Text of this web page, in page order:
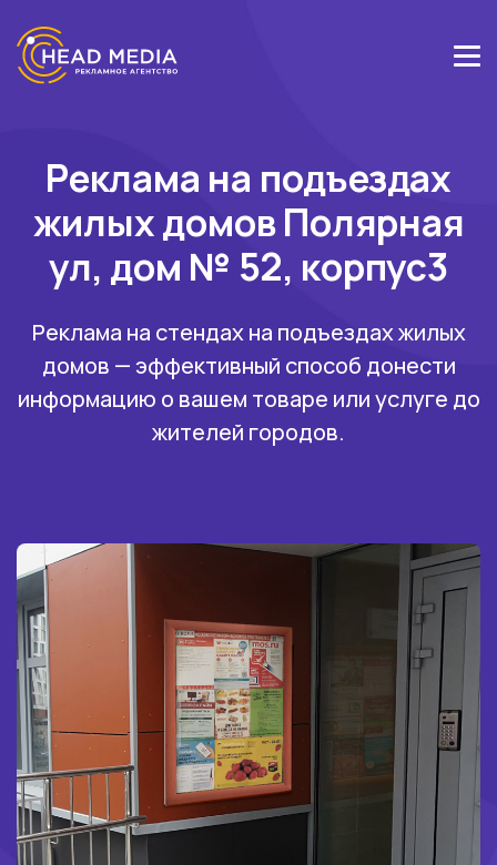
Реклама на подъездах
жилых домов Полярная
ул, дом № 52, корпус3
Реклама на стендах на подъездах жилых
домов — эффективный способ донести
информацию о вашем товаре или услуге до
жителей городов.